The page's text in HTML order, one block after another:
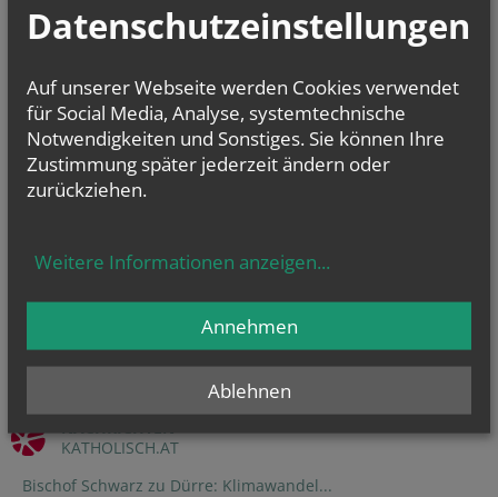
Evangelium
von heute
Er wurde vor ihnen verwandelt; sein Gesicht leuchtete wie die Sonne
NAMENSTAGE
KATHOLISCH.AT
Bischof Schwarz zu Dürre: Klimawandel...
Datenschutzeinstellungen
Auf unserer Webseite werden Cookies verwendet
für Social Media, Analyse, systemtechnische
Notwendigkeiten und Sonstiges. Sie können Ihre
Zustimmung später jederzeit ändern oder
zurückziehen.
Weitere Informationen anzeigen...
Ablehnen
Annehmen